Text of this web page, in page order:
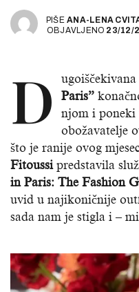
PIŠEANA-LENA
OBJAVLJENO 23/12/
D ugoiščekivana
Paris”
njom i poneki
obožavatelje
što je ranije ovog
Fitoussipredstavila
in Paris: The Fashion
uvid u najikoničnije
sada nam je stigla i –